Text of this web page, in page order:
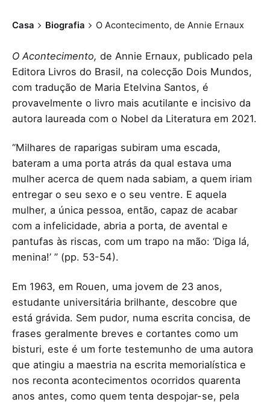
Casa Biografia O Acontecimento, de Annie Ernaux
O Acontecimento, de Annie Ernaux, publicado pela
Editora Livros do Brasil, na colecção Dois Mundos,
com tradução de Maria Etelvina Santos, é
provavelmente o livro mais acutilante e incisivo da
autora laureada com o Nobel da Literatura em 2021.
“Milhares de raparigas subiram uma escada,
bateram a uma porta atrás da qual estava uma
mulher acerca de quem nada sabiam, a quem iriam
entregar o seu sexo e o seu ventre. E aquela
mulher, a única pessoa, então, capaz de acabar
com a infelicidade, abria a porta, de avental e
pantufas às riscas, com um trapo na mão: ‘Diga lá,
menina!’ ” (pp. 53-54).
Em 1963, em Rouen, uma jovem de 23 anos,
estudante universitária brilhante, descobre que
está grávida. Sem pudor, numa escrita concisa, de
frases geralmente breves e cortantes como um
bisturi, este é um forte testemunho de uma autora
que atingiu a maestria na escrita memorialística e
nos reconta acontecimentos ocorridos quarenta
anos antes, como quem tenta despojar-se, pela